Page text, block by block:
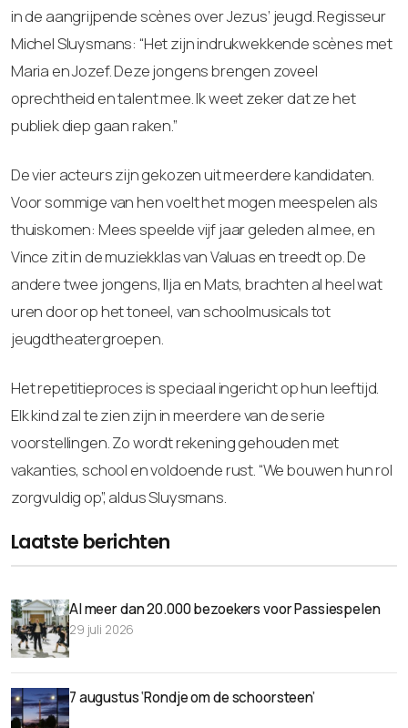
in de aangrijpende scènes over Jezus’ jeugd. Regisseur
Michel Sluysmans: “Het zijn indrukwekkende scènes met
Maria en Jozef. Deze jongens brengen zoveel
oprechtheid en talent mee. Ik weet zeker dat ze het
publiek diep gaan raken.”
De vier acteurs zijn gekozen uit meerdere kandidaten.
Voor sommige van hen voelt het mogen meespelen als
thuiskomen: Mees speelde vijf jaar geleden al mee, en
Vince zit in de muziekklas van Valuas en treedt op. De
andere twee jongens, Ilja en Mats, brachten al heel wat
uren door op het toneel, van schoolmusicals tot
jeugdtheatergroepen.
Het repetitieproces is speciaal ingericht op hun leeftijd.
Elk kind zal te zien zijn in meerdere van de serie
voorstellingen. Zo wordt rekening gehouden met
vakanties, school en voldoende rust. “We bouwen hun rol
zorgvuldig op”, aldus Sluysmans.
Laatste berichten
Al meer dan 20.000 bezoekers voor Passiespelen
29 juli 2026
7 augustus ‘Rondje om de schoorsteen’